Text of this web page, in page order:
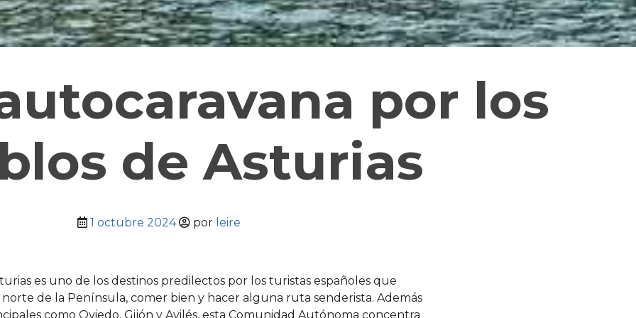
por los
de Asturias
1 octubre 2024 por leire
es uno de los destinos predilectos por los turistas españoles que
de la Península, comer bien y hacer alguna ruta senderista. Además
como Oviedo, Gijón y Avilés, esta Comunidad Autónoma concentra